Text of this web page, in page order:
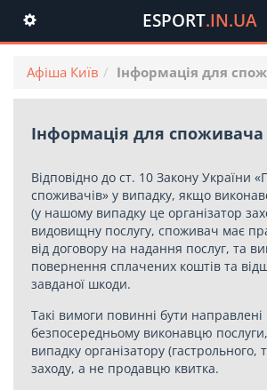
Toggle
navigation
ESPORT.IN.UA
Афіша Київ Інформація для
Інформація для споживача
Відповідно до ст. 10 Закону України
споживачів» у випадку, якщо
(у нашому випадку це організатор
видовищну послугу, споживач має
від договору на надання послуг, та
повернення сплачених коштів та
завданої шкоди.
Такі вимоги повинні бути направлені
безпосередньому виконавцю
випадку організатору (гастрольного,
заходу, а не продавцю квитка.